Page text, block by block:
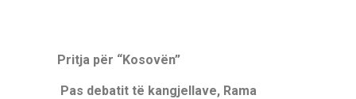
Pritja për “Kosovën”
Pas debatit të kangjellave, Rama